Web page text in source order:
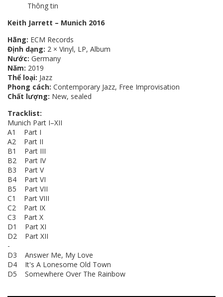
Thông tin
Keith Jarrett ‎– Munich 2016
Hãng: ECM Records
Định dạng: 2 × Vinyl, LP, Album
Nước: Germany
Năm: 2019
Thể loại: Jazz
Phong cách: Contemporary Jazz, Free Improvisation
Chất lượng: New, sealed
Tracklist:
Munich Part I–XII
A1 Part I
A2 Part II
B1 Part III
B2 Part IV
B3 Part V
B4 Part VI
B5 Part VII
C1 Part VIII
C2 Part IX
C3 Part X
D1 Part XI
D2 Part XII
-
D3 Answer Me, My Love
D4 It's A Lonesome Old Town
D5 Somewhere Over The Rainbow